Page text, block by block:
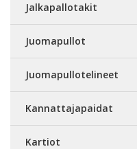
Jalkapallotakit
Juomapullot
Juomapullotelineet
Kannattajapaidat
Kartiot